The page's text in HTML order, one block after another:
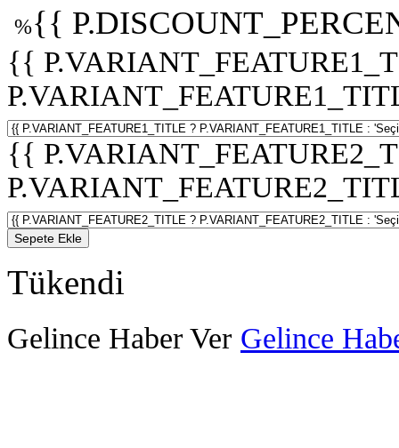
%{{
{{
{{
Sepete Ekle
Tükendi
Gelince Haber Ver Gelince